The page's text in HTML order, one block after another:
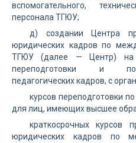
вспомогательного,
персонала ТГЮУ;
д) создании Центра
юридических кадров по
ТГЮУ (далее — Центр) на
переподготовки и
педагогических кадров, с
курсов переподготовки
для лиц, имеющих высшее
краткосрочных курсов
юридических кадров по